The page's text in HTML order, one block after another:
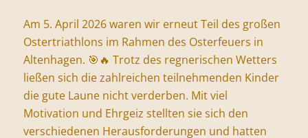
Am 5. April 2026 waren wir erneut Teil des großen
Ostertriathlons im Rahmen des Osterfeuers in
Altenhagen. 🎯🔥 Trotz des regnerischen Wetters
ließen sich die zahlreichen teilnehmenden Kinder
die gute Laune nicht verderben. Mit viel
Motivation und Ehrgeiz stellten sie sich den
verschiedenen Herausforderungen und hatten